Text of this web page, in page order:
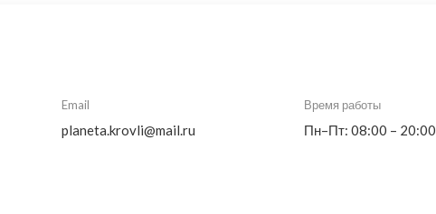
Email
planeta.krovli@mail.ru
Время работы
Пн–Пт: 08:00 – 20:00